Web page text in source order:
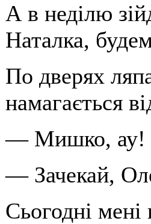
А в неділю
Наталка,
По дверях
намагається
— Мишко, ау!
— Зачекай,
Сьогодні